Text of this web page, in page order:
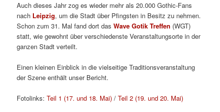
Auch dieses Jahr zog es wieder mehr als 20.000 Gothic-Fans
nach Leipzig, um die Stadt über Pfingsten in Besitz zu nehmen.
Schon zum 31. Mal fand dort dasWave Gotik Treffen (WGT)
statt, wie gewohnt über verschiedenste Veranstaltungsorte in der
ganzen Stadt verteilt.
Einen kleinen Einblick in die vielseitige Traditionsveranstaltung
der Szene enthält unser Bericht.
Fotolinks:Teil 1 (17. und 18. Mai) /Teil 2 (19. und 20. Mai)